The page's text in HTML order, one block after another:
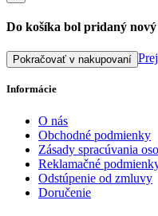
Do košíka bol pridaný
Pokračovať v nakupovaní
Informácie
O nás
Obchodné podmienky
Zásady spracúvania
Reklamačné
Odstúpenie od zmluvy
Doručenie